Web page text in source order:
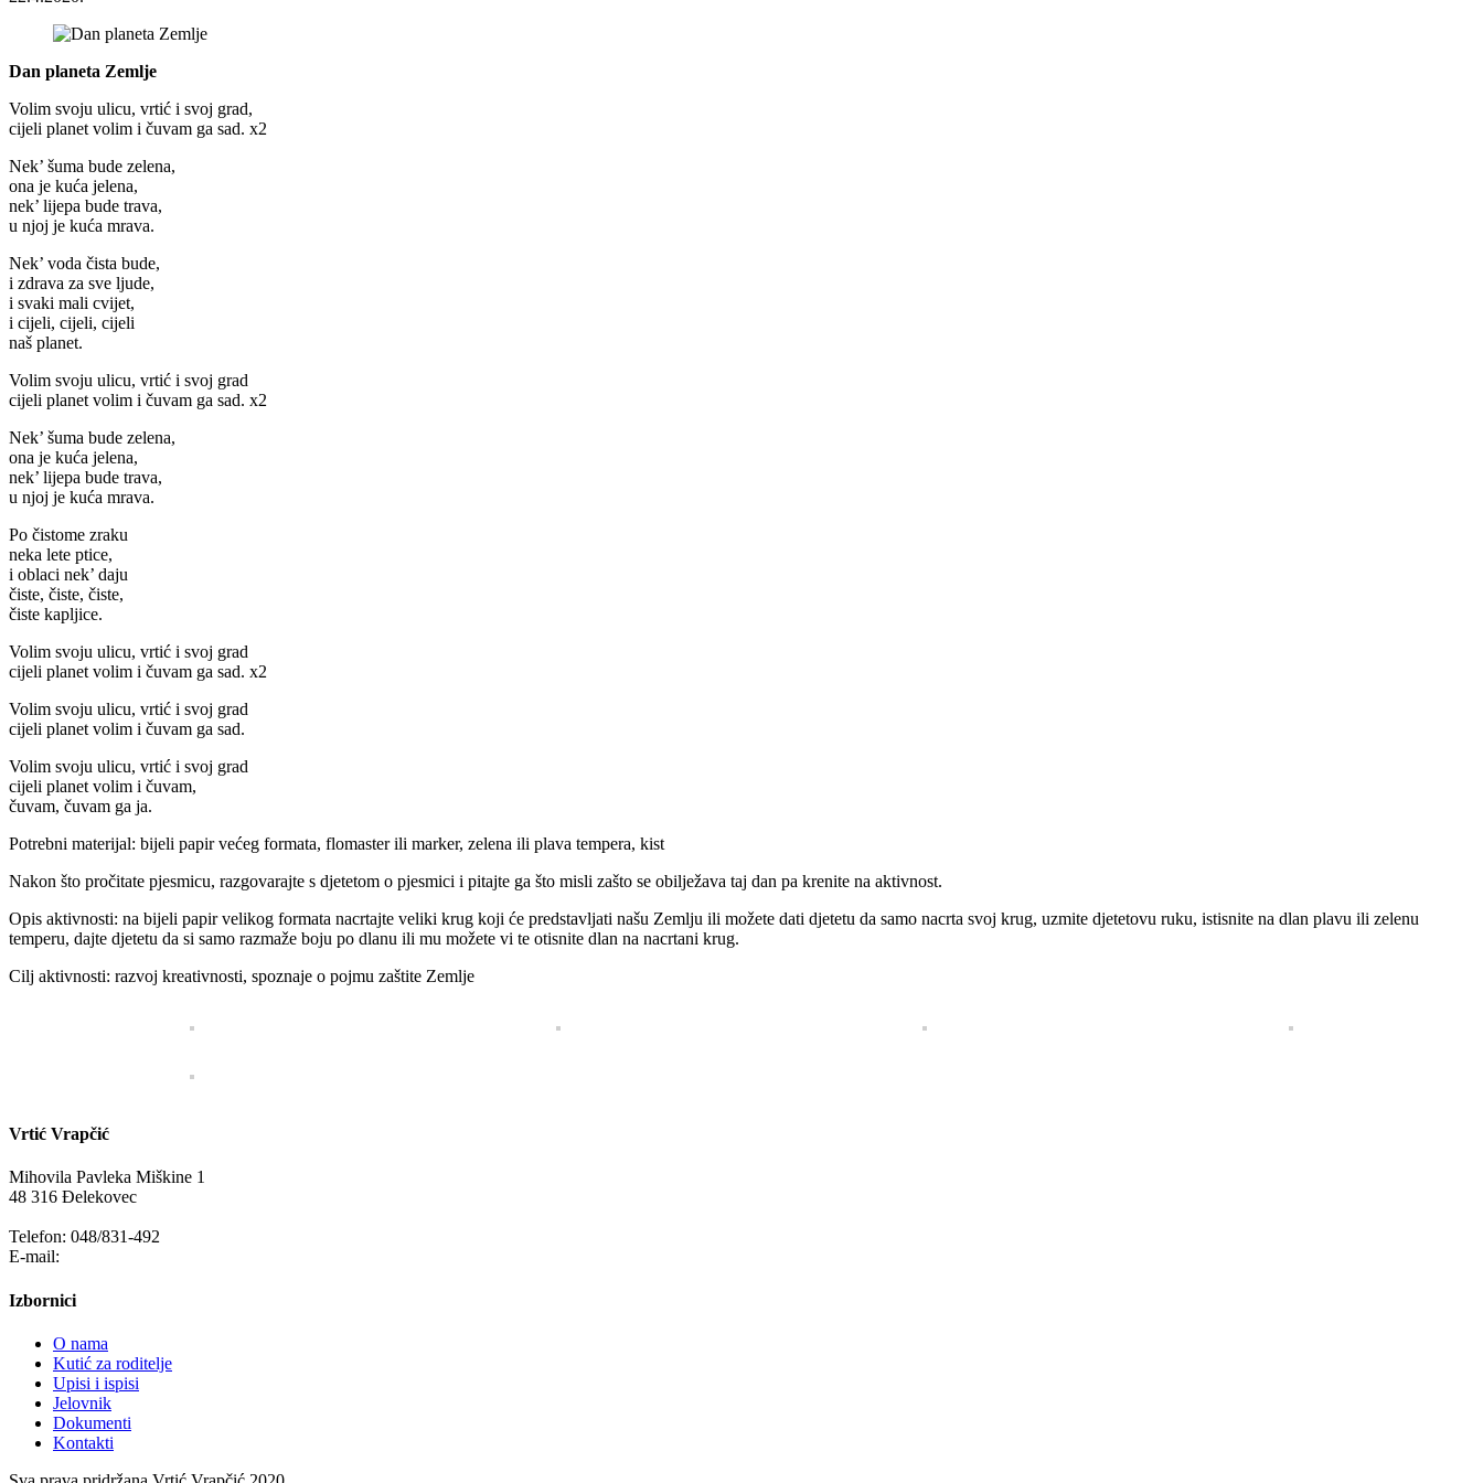
Dan planeta Zemlje
Volim svoju ulicu, vrtić i svoj grad,
cijeli planet volim i čuvam ga sad. x2
Nek’ šuma bude zelena,
ona je kuća jelena,
nek’ lijepa bude trava,
u njoj je kuća mrava.
Nek’ voda čista bude,
i zdrava za sve ljude,
i svaki mali cvijet,
i cijeli, cijeli, cijeli
naš planet.
Volim svoju ulicu, vrtić i svoj grad
cijeli planet volim i čuvam ga sad. x2
Nek’ šuma bude zelena,
ona je kuća jelena,
nek’ lijepa bude trava,
u njoj je kuća mrava.
Po čistome zraku
neka lete ptice,
i oblaci nek’ daju
čiste, čiste, čiste,
čiste kapljice.
Volim svoju ulicu, vrtić i svoj grad
cijeli planet volim i čuvam ga sad. x2
Volim svoju ulicu, vrtić i svoj grad
cijeli planet volim i čuvam ga sad.
Volim svoju ulicu, vrtić i svoj grad
cijeli planet volim i čuvam,
čuvam, čuvam ga ja.
Potrebni materijal: bijeli papir većeg formata, flomaster ili marker, zelena ili plava tempera, kist
Nakon što pročitate pjesmicu, razgovarajte s djetetom o pjesmici i pitajte ga što misli zašto se obilježava taj dan pa krenite na aktivnost.
Opis aktivnosti: na bijeli papir velikog formata nacrtajte veliki krug koji će predstavljati našu Zemlju ili možete dati djetetu da samo nacrta svoj krug, uzmite djetetovu ruku, istisnite na dlan plavu ili zelenu
temperu, dajte djetetu da si samo razmaže boju po dlanu ili mu možete vi te otisnite dlan na nacrtani krug.
Cilj aktivnosti: razvoj kreativnosti, spoznaje o pojmu zaštite Zemlje
Vrtić Vrapčić
Mihovila Pavleka Miškine 1
48 316 Đelekovec
Telefon: 048/831-492
E-mail:
Izbornici
O nama
Kutić za roditelje
Upisi i ispisi
Jelovnik
Dokumenti
Kontakti